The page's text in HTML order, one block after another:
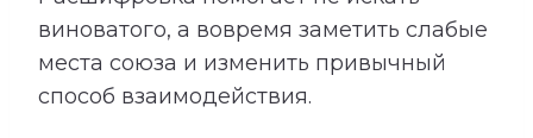
виноватого, а вовремя заметить слабые
места союза и изменить привычный
способ взаимодействия.